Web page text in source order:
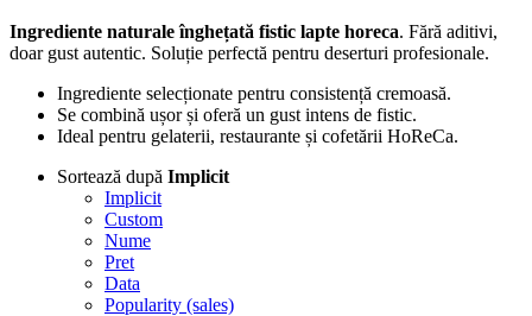
Ingrediente naturale înghețată fistic lapte horeca. Fără aditivi,
doar gust autentic. Soluție perfectă pentru deserturi profesionale.
Ingrediente selecționate pentru consistență cremoasă.
Se combină ușor și oferă un gust intens de fistic.
Ideal pentru gelaterii, restaurante și cofetării HoReCa.
Sortează după Implicit
Implicit
Custom
Nume
Pret
Data
Popularity (sales)